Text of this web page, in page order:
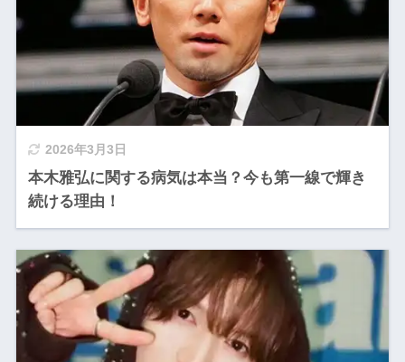
2026年3月3日
本木雅弘に関する病気は本当？今も第一線で輝き
続ける理由！